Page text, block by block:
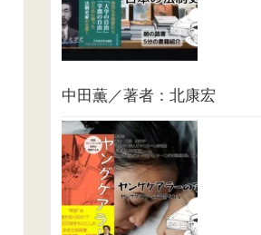
中田薫／著者：北康宏